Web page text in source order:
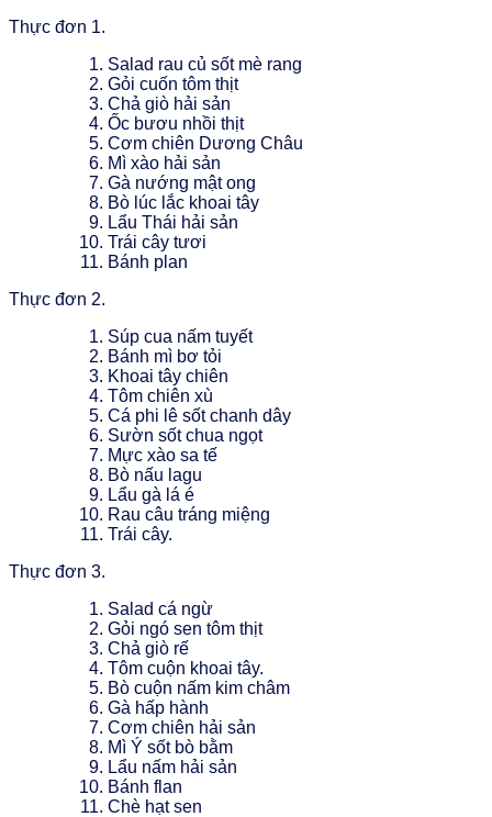
Thực đơn 1.
Salad rau củ sốt mè rang
Gỏi cuốn tôm thịt
Chả giò hải sản
Ốc bươu nhồi thịt
Cơm chiên Dương Châu
Mì xào hải sản
Gà nướng mật ong
Bò lúc lắc khoai tây
Lẩu Thái hải sản
Trái cây tươi
Bánh plan
Thực đơn 2.
Súp cua nấm tuyết
Bánh mì bơ tỏi
Khoai tây chiên
Tôm chiên xù
Cá phi lê sốt chanh dây
Sườn sốt chua ngọt
Mực xào sa tế
Bò nấu lagu
Lẩu gà lá é
Rau câu tráng miệng
Trái cây.
Thực đơn 3.
Salad cá ngừ
Gỏi ngó sen tôm thịt
Chả giò rế
Tôm cuộn khoai tây.
Bò cuộn nấm kim châm
Gà hấp hành
Cơm chiên hải sản
Mì Ý sốt bò bằm
Lẩu nấm hải sản
Bánh flan
Chè hạt sen